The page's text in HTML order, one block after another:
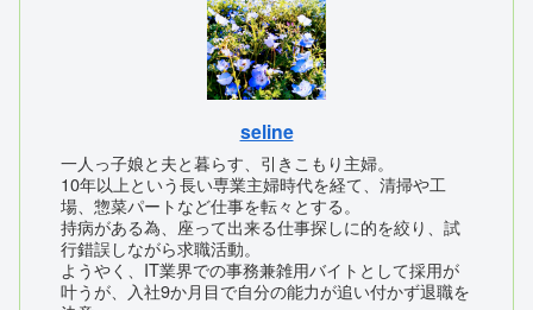
seline
一人っ子娘と夫と暮らす、引きこもり主婦。
10年以上という長い専業主婦時代を経て、清掃や工
場、惣菜パートなど仕事を転々とする。
持病がある為、座って出来る仕事探しに的を絞り、試
行錯誤しながら求職活動。
ようやく、IT業界での事務兼雑用バイトとして採用が
叶うが、入社9か月目で自分の能力が追い付かず退職を